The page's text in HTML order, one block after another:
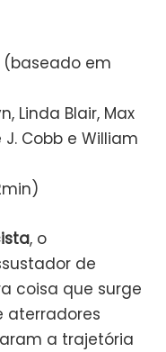
(baseado em
Linda Blair, Max
J. Cobb e William
, o
de
coisa que surge
aterradores
a trajetória